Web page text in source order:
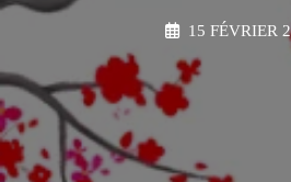
15 FÉVRIER